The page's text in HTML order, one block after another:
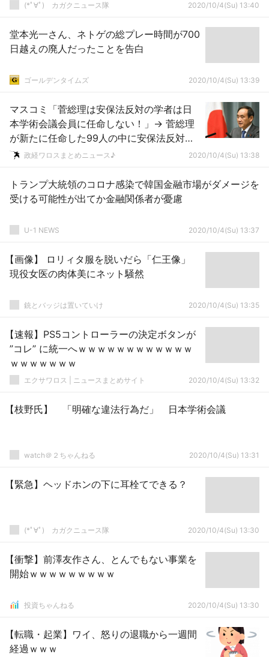
(*ﾟ∀ﾟ)ゞカガクニュース隊 2020/10/4(Su) 13:40
堂本光一さん、ネトゲの総プレー時間が700
日越えの廃人だったことを告白
ゴールデンタイムズ 2020/10/4(Su) 13:39
マスコミ「菅総理は安保法反対の学者は日
本学術会議会員に任命しない！」→ 菅総理
が新たに任命した99人の中に安保法反対学
者は少なくとも10人ｗｗｗｗｗｗｗｗｗｗ
政経ワロスまとめニュース♪ 2020/10/4(Su) 13:38
トランプ大統領のコロナ感染で韓国金融市場がダメージを
受ける可能性が出てか金融関係者が憂慮
U-1 NEWS 2020/10/4(Su) 13:37
【画像】 ロリィタ服を脱いだら「仁王像」
現役女医の肉体美にネット騒然
銃とバッジは置いていけ 2020/10/4(Su) 13:35
【速報】PS5コントローラーの決定ボタンが
”コレ” に統一へｗｗｗｗｗｗｗｗｗｗｗｗ
ｗｗｗｗｗｗｗ
エクサワロス | ニュースまとめサイト 2020/10/4(Su) 13:32
【枝野氏】 「明確な違法行為だ」 日本学術会議
watch＠２ちゃんねる 2020/10/4(Su) 13:31
【緊急】ヘッドホンの下に耳栓てできる？
(*ﾟ∀ﾟ)ゞカガクニュース隊 2020/10/4(Su) 13:30
【衝撃】前澤友作さん、とんでもない事業を
開始ｗｗｗｗｗｗｗｗｗ
投資ちゃんねる 2020/10/4(Su) 13:30
【転職・起業】ワイ、怒りの退職から一週間
経過ｗｗｗ